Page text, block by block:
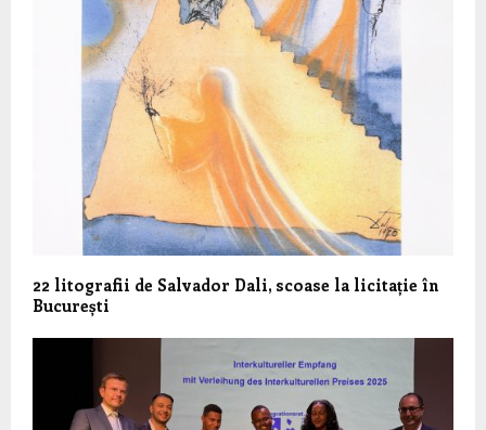
22 litografii de Salvador Dali, scoase la licitație în
București